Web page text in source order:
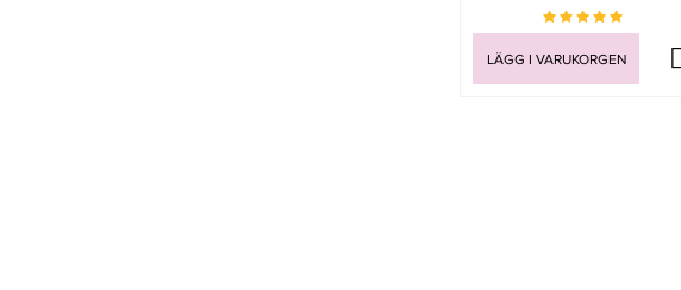
LÄGG I VARUKORGEN